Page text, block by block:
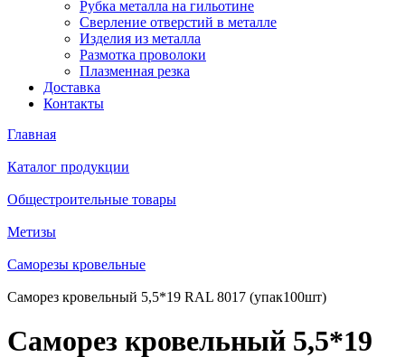
Рубка металла на гильотине
Сверление отверстий в металле
Изделия из металла
Размотка проволоки
Плазменная резка
Доставка
Контакты
Главная
Каталог продукции
Общестроительные товары
Метизы
Саморезы кровельные
Саморез кровельный 5,5*19 RAL 8017 (упак100шт)
Саморез кровельный 5,5*19